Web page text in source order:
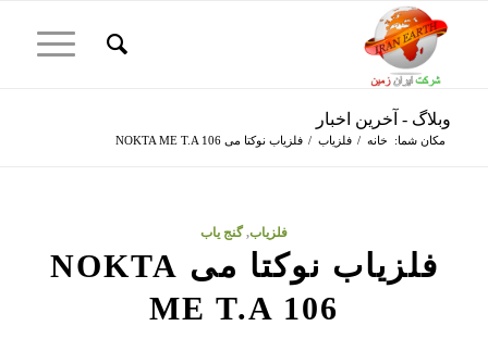
وبلاگ - آخرین اخبار
مکان شما: خانه / فلزیاب / فلزیاب نوکتا می NOKTA ME T.A 106
فلزیاب,گنج یاب
فلزیاب نوکتا می NOKTA
ME T.A 106